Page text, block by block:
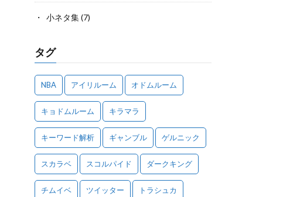
小ネタ集(7)
タグ
NBA アイリルーム オドムルーム
キョドムルーム キラマラ
キーワード解析 ギャンブル ゲルニック
スカラベ スコルパイド ダークキング
チムイベ ツイッター トラシュカ